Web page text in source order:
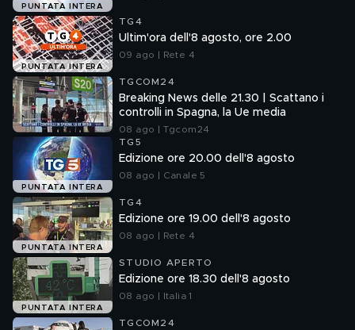
PUNTATA INTERA
PUNTATA INTERA
TG4
Ultim'ora dell'8 agosto, ore 2.00
09 ago | Rete 4
TGCOM24
Breaking News delle 21.30 | Scattano i
controlli in Spagna, la Ue media
08 ago | Tgcom24
PUNTATA INTERA
TG5
Edizione ore 20.00 dell'8 agosto
08 ago | Canale 5
PUNTATA INTERA
TG4
Edizione ore 19.00 dell'8 agosto
08 ago | Rete 4
PUNTATA INTERA
STUDIO APERTO
Edizione ore 18.30 dell'8 agosto
08 ago | Italia 1
TGCOM24